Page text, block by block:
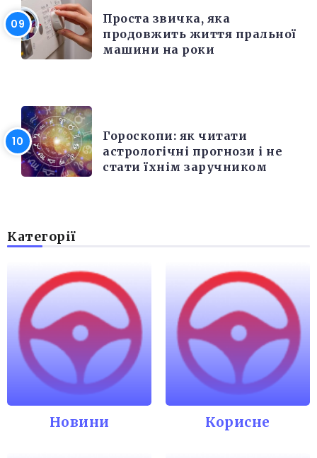
Проста звичка, яка
продовжить життя пральної
машини на роки
Гороскопи: як читати
астрологічні прогнози і не
стати їхнім заручником
Категорії
Новини Корисне